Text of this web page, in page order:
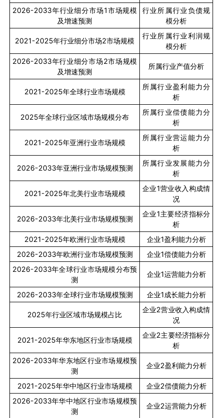
2026-2033年行业细分市场1市场规模
及增速预测
行业所属行业负债规
模分析
2021-2025年行业细分市场2市场规模
行业所属行业利润规
模分析
2026-2033年行业细分市场2市场规模
及增速预测
所属行业产值分析
2021-2025年全球行业市场规模
所属行业盈利能力分
析
2025年全球行业区域市场规模分布
所属行业偿债能力分
析
2021-2025年亚洲行业市场规模
所属行业营运能力分
析
2026-2033年亚洲行业市场规模预测
所属行业发展能力分
析
2021-2025年北美行业市场规模
企业1营业收入构成情
况
2026-2033年北美行业市场规模预测
企业1主要经济指标分
析
2021-2025年欧洲行业市场规模 企业1盈利能力分析
2026-2033年欧洲行业市场规模预测 企业1偿债能力分析
2026-2033年全球行业市场规模分布预
测
企业1运营能力分析
2026-2033年全球行业市场规模预测 企业1成长能力分析
2025年行业区域市场规模占比
企业2营业收入构成情
况
2021-2025年华东地区行业市场规模
企业2主要经济指标分
析
2026-2033年华东地区行业市场规模预
测
企业2盈利能力分析
2021-2025年华中地区行业市场规模 企业2偿债能力分析
2026-2033年华中地区行业市场规模预
测
企业2运营能力分析